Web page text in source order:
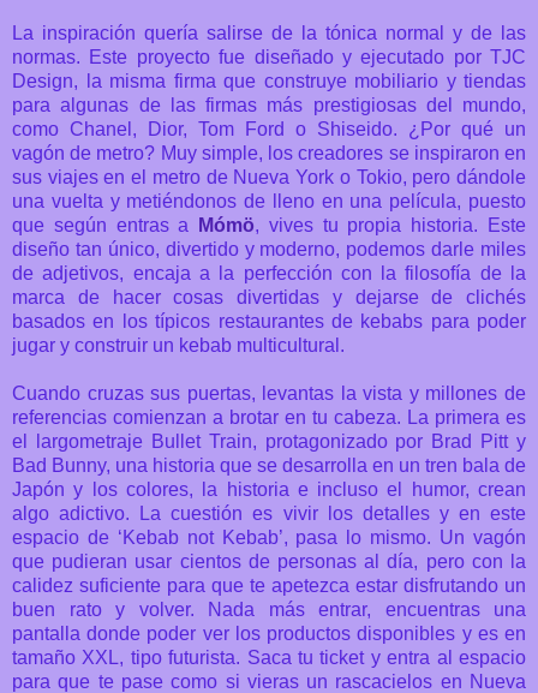
La inspiración quería salirse de la tónica normal y de las
normas. Este proyecto fue diseñado y ejecutado por TJC
Design, la misma firma que construye mobiliario y tiendas
para algunas de las firmas más prestigiosas del mundo,
como Chanel, Dior, Tom Ford o Shiseido. ¿Por qué un
vagón de metro? Muy simple, los creadores se inspiraron en
sus viajes en el metro de Nueva York o Tokio, pero dándole
una vuelta y metiéndonos de lleno en una película, puesto
que según entras a
Mómö, vives tu propia historia. Este
diseño tan único, divertido y moderno, podemos darle miles
de adjetivos, encaja a la perfección con la filosofía de la
marca de hacer cosas divertidas y dejarse de clichés
basados en los típicos restaurantes de kebabs para poder
jugar y construir un kebab multicultural.
Cuando cruzas sus puertas, levantas la vista y millones de
referencias comienzan a brotar en tu cabeza. La primera es
el largometraje Bullet Train, protagonizado por Brad Pitt y
Bad Bunny, una historia que se desarrolla en un tren bala de
Japón y los colores, la historia e incluso el humor, crean
algo adictivo. La cuestión es vivir los detalles y en este
espacio de ‘Kebab not Kebab’, pasa lo mismo. Un vagón
que pudieran usar cientos de personas al día, pero con la
calidez suficiente para que te apetezca estar disfrutando un
buen rato y volver.
Nada más entrar, encuentras una
pantalla donde poder ver los productos disponibles y es en
tamaño XXL, tipo futurista. Saca tu ticket y entra al espacio
para que te pase como si vieras un rascacielos en Nueva